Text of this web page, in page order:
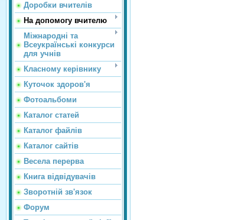
Доробки вчителів
На допомогу вчителю
Міжнародні та
Всеукраїнські конкурси
для учнів
Класному керівнику
Куточок здоров'я
Фотоальбоми
Каталог статей
Каталог файлів
Каталог сайтiв
Весела перерва
Книга відвідувачів
Зворотній зв'язок
Форум